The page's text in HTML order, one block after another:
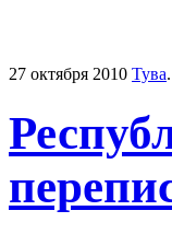
27 октября 2010 Тува.